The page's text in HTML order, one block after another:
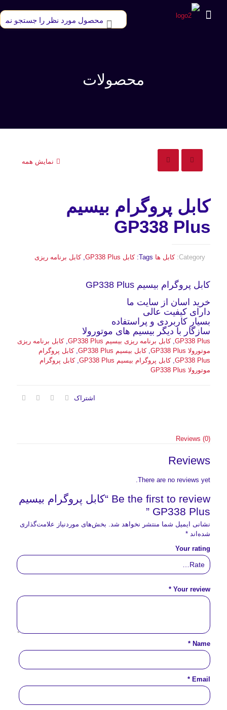
محصولات
نمایش همه
کابل پروگرام بیسیم
GP338 Plus
کابل پروگرام بیسیم GP338 Plus
خرید اسان از سایت ما
دارای کیفیت عالی
بسیار کاربردی و پراستفاده
سازگار با دیگر بیسیم های موتورولا
Category: کابل ها Tags: کابل GP338 Plus ,کابل برنامه ریزی
GP338 Plus
,کابل برنامه ریزی بیسیم GP338 Plus ,کابل برنامه ریزی
موتورولا GP338 Plus
,کابل بیسیم GP338 Plus ,کابل پروگرام
GP338 Plus
,کابل پروگرام بیسیم GP338 Plus ,کابل پروگرام
موتورولا GP338 Plus
اشتراک
Reviews (0)
Reviews
There are no reviews yet.
Be the first to review “کابل پروگرام بیسیم
GP338 Plus ”
نشانی ایمیل شما منتشر نخواهد شد. بخش‌های موردنیاز علامت‌گذاری
شده‌اند *
Your rating
Your review
*
Name
*
Email
*